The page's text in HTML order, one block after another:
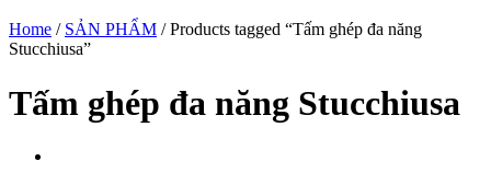
Home / SẢN PHẨM / Products tagged “Tấm ghép đa năng
Stucchiusa”
Tấm ghép đa năng Stucchiusa